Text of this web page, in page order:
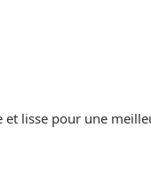
et lisse pour une